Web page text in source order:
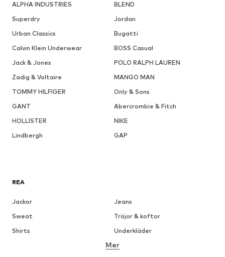
ALPHA INDUSTRIES
BLEND
Superdry
Jordan
Urban Classics
Bugatti
Calvin Klein Underwear
BOSS Casual
Jack & Jones
POLO RALPH LAUREN
Zadig & Voltaire
MANGO MAN
TOMMY HILFIGER
Only & Sons
GANT
Abercrombie & Fitch
HOLLISTER
NIKE
Lindbergh
GAP
REA
Jackor
Jeans
Sweat
Tröjor & koftor
Shirts
Underkläder
Skjortor
Mer